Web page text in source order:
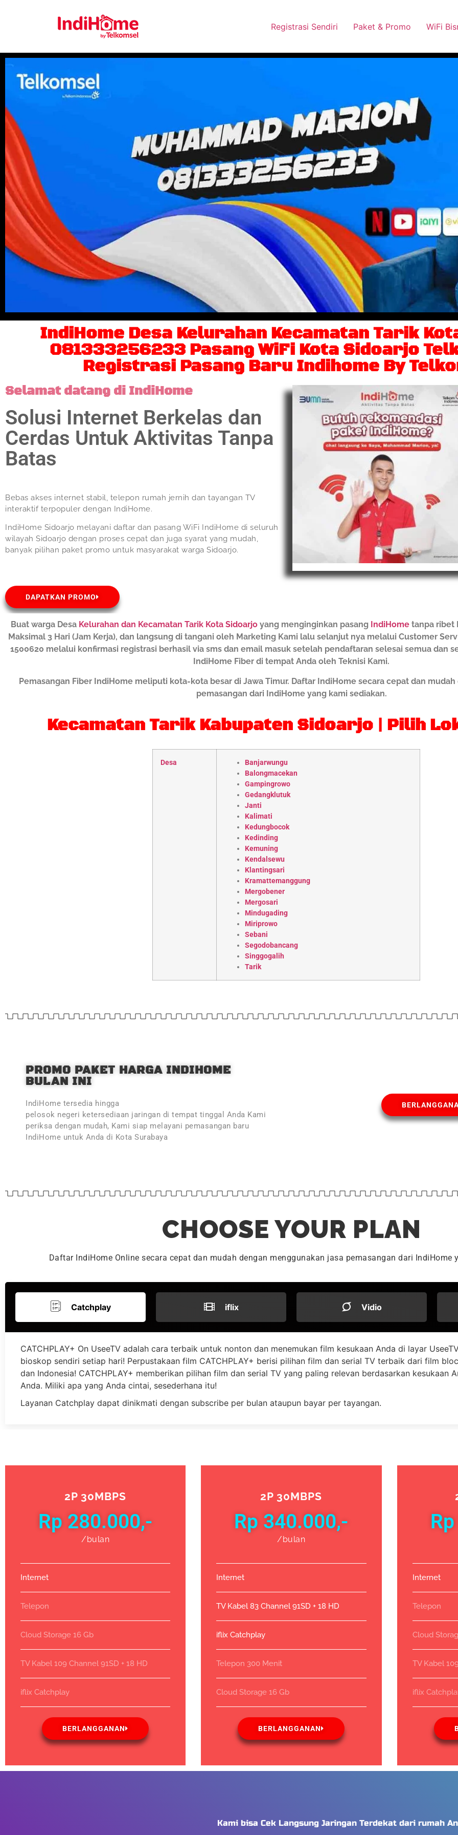
Registrasi Sendiri Paket & Promo WiFi
IndiHome Desa Kelurahan Kecamatan Tarik
081333256233 Pasang WiFi Kota Sidoarjo
Registrasi Pasang Baru Indihome By
Selamat datang di IndiHome
Solusi Internet Berkelas dan
Cerdas Untuk Aktivitas Tanpa
Batas
Bebas akses internet stabil, telepon rumah jernih dan tayangan TV
interaktif terpopuler dengan IndiHome.
IndiHome Sidoarjo melayani daftar dan pasang WiFi IndiHome di seluruh
wilayah Sidoarjo dengan proses cepat dan juga syarat yang mudah,
banyak pilihan paket promo untuk masyarakat warga Sidoarjo.
DAPATKAN PROMO
Buat warga Desa Kelurahan dan Kecamatan Tarik Kota Sidoarjo yang menginginkan pasang IndiHome tanpa ribet
Maksimal 3 Hari (Jam Kerja), dan langsung di tangani oleh Marketing Kami lalu selanjut nya melalui Customer
1500620 melalui konfirmasi registrasi berhasil via sms dan email masuk setelah pendaftaran selesai semua dan
IndiHome Fiber di tempat Anda oleh Teknisi Kami.
Pemasangan Fiber IndiHome meliputi kota-kota besar di Jawa Timur. Daftar IndiHome secara cepat dan
pemasangan dari IndiHome yang kami sediakan.
Kecamatan Tarik Kabupaten Sidoarjo | Pilih
Desa
Banjarwungu
Balongmacekan
Gampingrowo
Gedangklutuk
Janti
Kalimati
Kedungbocok
Kedinding
Kemuning
Kendalsewu
Klantingsari
Kramattemanggung
Mergobener
Mergosari
Mindugading
Miriprowo
Sebani
Segodobancang
Singgogalih
Tarik
PROMO PAKET HARGA INDIHOME
BULAN INI
IndiHome tersedia hingga
pelosok negeri ketersediaan jaringan di tempat tinggal Anda Kami
periksa dengan mudah, Kami siap melayani pemasangan baru
IndiHome untuk Anda di Kota Surabaya
CHOOSE YOUR PLAN
Daftar IndiHome Online secara cepat dan mudah dengan menggunakan jasa pemasangan dari IndiHome
Catchplay iflix Vidio
CATCHPLAY+ On UseeTV adalah cara terbaik untuk nonton dan menemukan film kesukaan Anda di layar
bioskop sendiri setiap hari! Perpustakaan film CATCHPLAY+ berisi pilihan film dan serial TV terbaik dari film
dan Indonesia! CATCHPLAY+ memberikan pilihan film dan serial TV yang paling relevan berdasarkan kesukaan
Anda. Miliki apa yang Anda cintai, sesederhana itu!
Layanan Catchplay dapat dinikmati dengan subscribe per bulan ataupun bayar per tayangan.
2P 30MBPS
Rp 280.000,-
/bulan
Internet
Telepon
Cloud Storage 16 Gb
TV Kabel 109 Channel 91SD + 18 HD
iflix Catchplay
BERLANGGANAN
2P 30MBPS
Rp 340.000,-
/bulan
Internet
TV Kabel 83 Channel 91SD + 18 HD
iflix Catchplay
Telepon 300 Menit
Cloud Storage 16 Gb
BERLANGGANAN
Internet
Telepon
Cloud
TV Kabel
iflix
Kami bisa Cek Langsung Jaringan Terdekat dari rumah